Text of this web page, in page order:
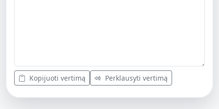
Kopijuoti vertimą Perklausyti vertimą